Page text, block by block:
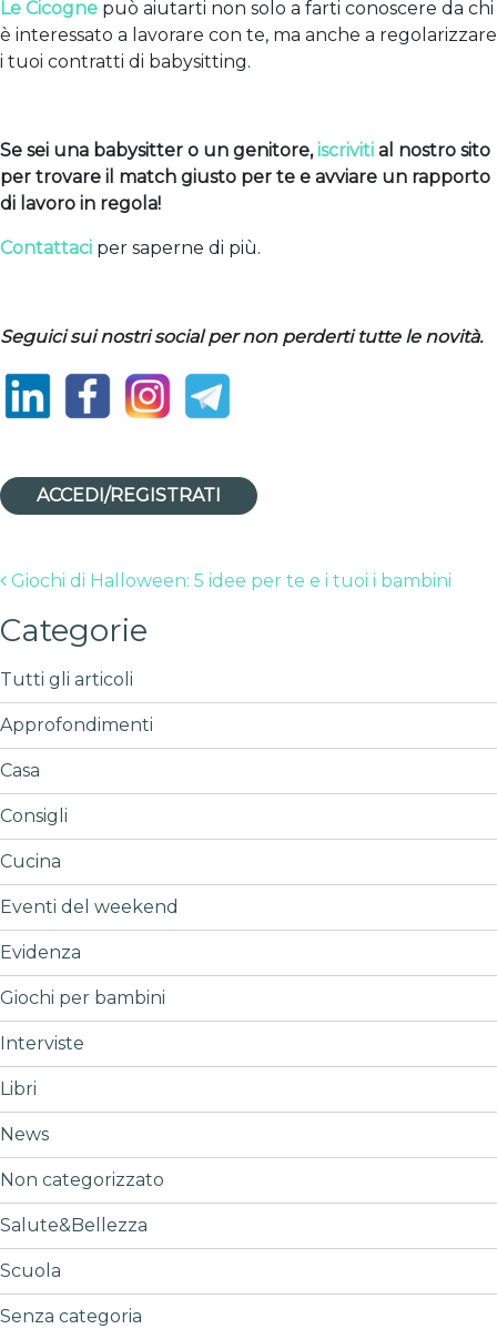
Le Cicogne può aiutarti non solo a farti conoscere da chi
è interessato a lavorare con te, ma anche a regolarizzare
i tuoi contratti di babysitting.
Se sei una babysitter o un genitore,iscriviti al nostro sito
per trovare il match giusto per te e avviare un rapporto
di lavoro in regola!
Contattaci per saperne di più.
Seguici sui nostri social per non perderti tutte le novità.
ACCEDI/REGISTRATI
Post navigation
Giochi di Halloween: 5 idee per te e i tuoi i bambini
Categorie
Tutti gli articoli
Approfondimenti
Casa
Consigli
Cucina
Eventi del weekend
Evidenza
Giochi per bambini
Interviste
Libri
News
Non categorizzato
Salute&Bellezza
Scuola
Senza categoria